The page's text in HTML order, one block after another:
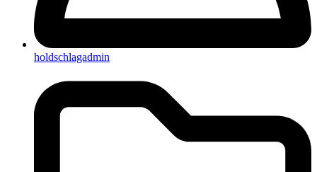
holdschlagadmin